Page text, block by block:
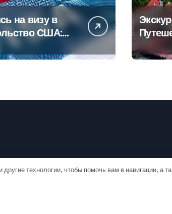
на визу в
США:
сердце
технологии, чтобы помочь вам в навигации, а